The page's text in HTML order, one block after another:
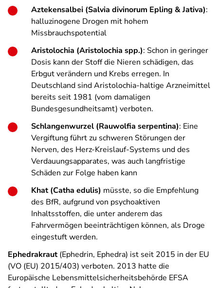
Aztekensalbei (Salvia divinorum Epling & Jativa):
halluzinogene Drogen mit hohem
Missbrauchspotential
Aristolochia (Aristolochia spp.): Schon in geringer
Dosis kann der Stoff die Nieren schädigen, das
Erbgut verändern und Krebs erregen. In
Deutschland sind Aristolochia-haltige Arzneimittel
bereits seit 1981 (vom damaligen
Bundesgesundheitsamt) verboten.
Schlangenwurzel (Rauwolfia serpentina): Eine
Vergiftung führt zu schweren Störungen der
Nerven, des Herz-Kreislauf-Systems und des
Verdauungsapparates, was auch langfristige
Schäden zur Folge haben kann
Khat (Catha edulis) müsste, so die Empfehlung
des BfR, aufgrund von psychoaktiven
Inhaltsstoffen, die unter anderem das
Fahrvermögen beeinträchtigen können, als Droge
eingestuft werden.
Ephedrakraut(Ephedrin, Ephedra) ist seit 2015 in der EU
(VO (EU) 2015/403) verboten. 2013 hatte die
Europäische Lebensmittelsicherheitsbehörde EFSA